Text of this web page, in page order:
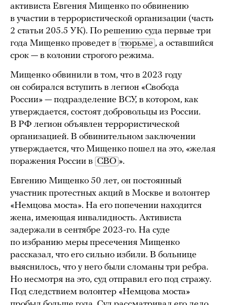
активиста Евгения Мищенко по обвинению
в участии в террористической организации (часть
2 статьи 205.5 УК). По решению суда первые три
года Мищенко проведет в тюрьме , а оставшийся
срок — в колонии строгого режима.
Мищенко обвинили в том, что в 2023 году
он собирался вступить в легион «Свобода
России» — подразделение ВСУ, в котором, как
утверждается, состоят добровольцы из России.
В РФ легион объявлен террористической
организацией. В обвинительном заключении
утверждается, что Мищенко пошел на это, «желая
поражения России в СВО ».
Евгению Мищенко 50 лет, он постоянный
участник протестных акций в Москве и волонтер
«Немцова моста». На его попечении находится
жена, имеющая инвалидность. Активиста
задержали в сентябре 2023-го. На суде
по избранию меры пресечения Мищенко
рассказал, что его сильно избили. В больнице
выяснилось, что у него были сломаны три ребра.
Но несмотря на это, суд отправил его под стражу.
Под следствием волонтер «Немцова моста»